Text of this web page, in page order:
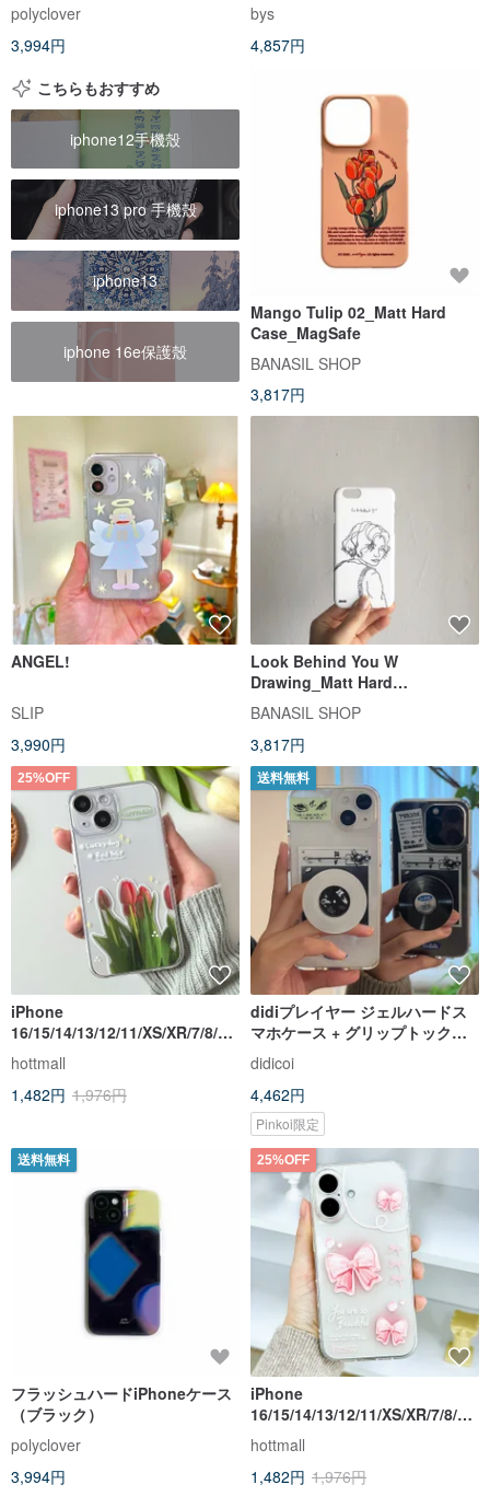
polyclover
3,994円
bys
4,857円
こちらもおすすめ
iphone12手機殼
iphone13 pro 手機殼
iphone13
iphone 16e保護殼
Mango Tulip 02_Matt Hard
Case_MagSafe
BANASIL SHOP
3,817円
ANGEL!
SLIP
3,990円
Look Behind You W
Drawing_Matt Hard
Case_MagSafe
BANASIL SHOP
3,817円
25%OFF
iPhone
16/15/14/13/12/11/XS/XR/7/8/SE
2/SE3 レッドチューリップ透明
携帯ケース
hottmall
1,482円 1,976円
送料無料
didiプレイヤー ジェルハードス
マホケース + グリップトック
SET
didicoi
4,462円
Pinkoi限定
送料無料
フラッシュハードiPhoneケース
（ブラック）
polyclover
3,994円
25%OFF
iPhone
16/15/14/13/12/11/XS/XR/7/8/SE
2/SE3 ピンクリボン透明携帯ケ
ース
hottmall
1,482円 1,976円